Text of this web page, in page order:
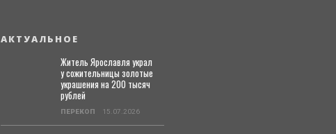
АКТУАЛЬНОЕ
Житель Ярославля украл
у сожительницы золотые
украшения на 200 тысяч
рублей
ПЕРЕКОП 15.07.2026